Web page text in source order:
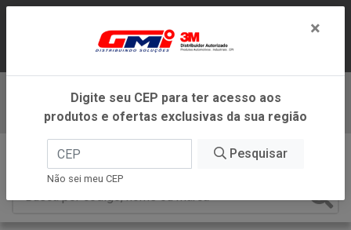
ATENDIMENTO DENTRO DO ESTADO DE
MINAS GERAIS.
Baixe já nosso APP
×
Digite seu CEP para ter acesso aos
produtos e ofertas exclusivas da sua região
Pesquisar
Não sei meu CEP